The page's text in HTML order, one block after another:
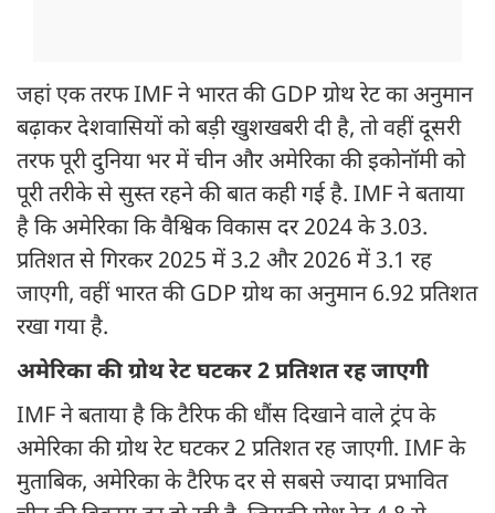
जहां एक तरफ IMF ने भारत की GDP ग्रोथ रेट का अनुमान
बढ़ाकर देशवासियों को बड़ी खुशखबरी दी है, तो वहीं दूसरी
तरफ पूरी दुनिया भर में चीन और अमेरिका की इकोनॉमी को
पूरी तरीके से सुस्त रहने की बात कही गई है. IMF ने बताया
है कि अमेरिका कि वैश्विक विकास दर 2024 के 3.03.
प्रतिशत से गिरकर 2025 में 3.2 और 2026 में 3.1 रह
जाएगी, वहीं भारत की GDP ग्रोथ का अनुमान 6.92 प्रतिशत
रखा गया है.
अमेरिका की ग्रोथ रेट घटकर 2 प्रतिशत रह जाएगी
IMF ने बताया है कि टैरिफ की धौंस दिखाने वाले ट्रंप के
अमेरिका की ग्रोथ रेट घटकर 2 प्रतिशत रह जाएगी. IMF के
मुताबिक, अमेरिका के टैरिफ दर से सबसे ज्यादा प्रभावित